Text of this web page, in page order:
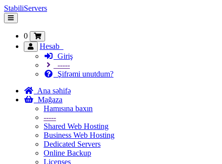
StabiliServers
Naviqasiyaya
keçid
0
Hesab
Giriş
-----
Şifrəmi unutdum?
Ana səhifə
Mağaza
Hamısına baxın
-----
Shared Web Hosting
Business Web Hosting
Dedicated Servers
Online Backup
Licenses